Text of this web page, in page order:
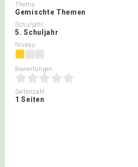
Thema
Gemischte Themen
Schuljahr
5. Schuljahr
Niveau
Bewertungen
Seitenzahl
1 Seiten